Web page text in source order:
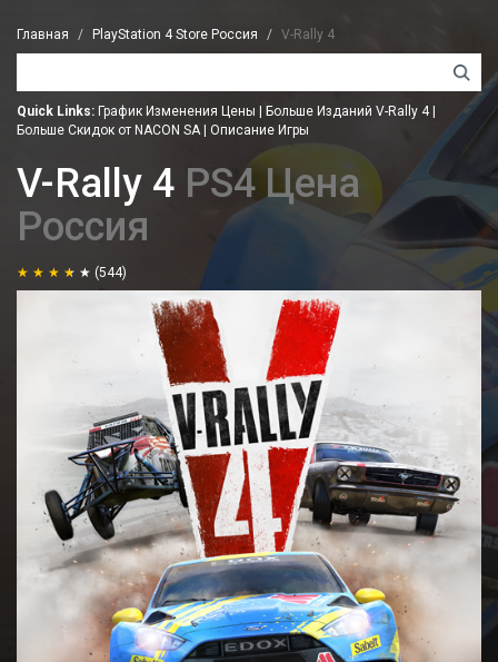
Главная PlayStation 4 Store Россия V-Rally 4
Quick Links: График Изменения Цены Больше Изданий V-Rally 4
Больше Скидок от NACON SA
Описание Игры
V-Rally 4 PS4 Цена
Россия
(544)